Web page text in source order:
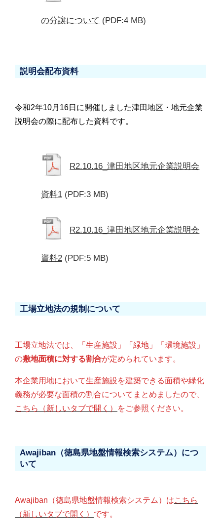
の分譲について (PDF:4 MB)
説明会配布資料
令和2年10月16日に開催しました津田地区・地元企業
説明会の際に配布した資料です。
R2.10.16_津田地区地元企業説明会
資料1 (PDF:3 MB)
R2.10.16_津田地区地元企業説明会
資料2 (PDF:5 MB)
工場立地法の規制について
工場立地法では、「生産施設」「緑地」「環境施設」
の敷地面積に対する割合が定められています。
本企業用地において生産施設を建築できる面積や緑化
義務が必要な面積の割合についてまとめましたので、
こちら（新しいタブで開く）
をご参照ください。
Awajiban（徳島県地盤情報検索システム）につ
いて
Awajiban（徳島県地盤情報検索システム）はこちら
（新しいタブで開く） です。